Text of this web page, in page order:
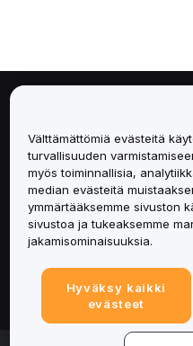
Palvelut
Tuki
Tuotteet
Lakiasiat
Välttämättömiä evästeitä
turvallisuuden
myös toiminnallisia,
median evästeitä
ymmärtääksemme sivuston
sivustoa ja tukeaksemme
jakamisominaisuuksia.
Hyväksy kaikki
evästeet